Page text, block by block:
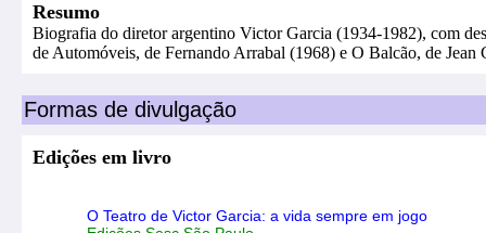
Resumo
Biografia do diretor argentino Victor Garcia (1934-1982), com
de Automóveis, de Fernando Arrabal (1968) e O Balcão, de Jean
Formas de divulgação
Edições em livro
O Teatro de Victor Garcia: a vida sempre em jogo